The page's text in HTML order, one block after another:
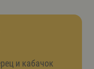
и кабачок